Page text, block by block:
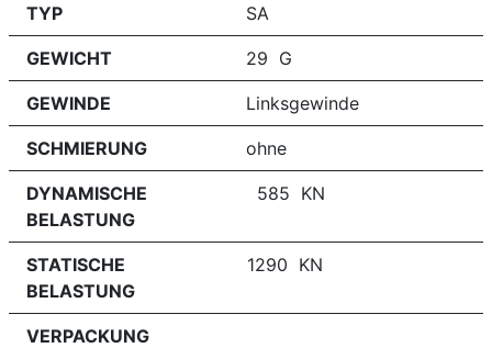
TYP SA
GEWICHT 29 G
GEWINDE Linksgewinde
SCHMIERUNG ohne
DYNAMISCHE
BELASTUNG
585 KN
STATISCHE
BELASTUNG
1290 KN
VERPACKUNG